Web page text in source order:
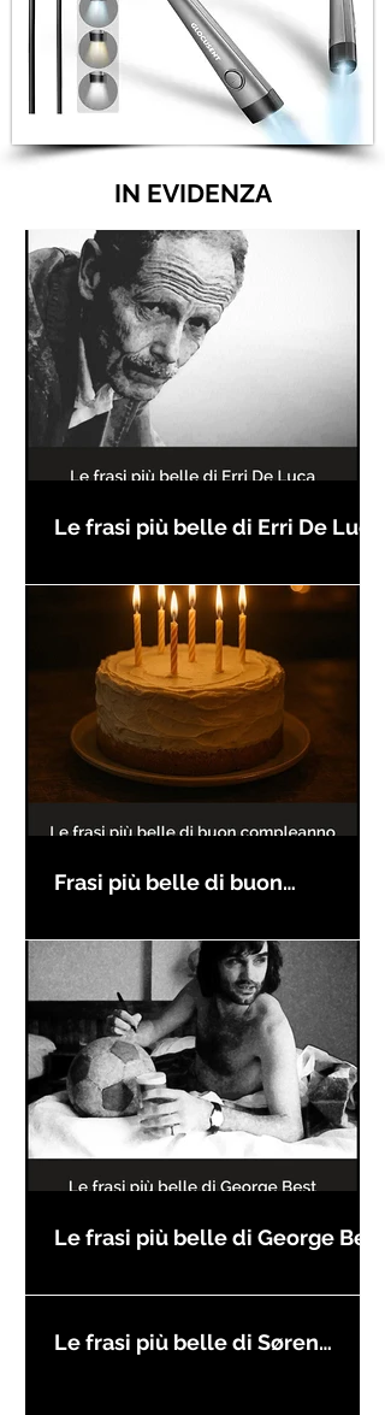
IN EVIDENZA
Le frasi più belle di Erri De Luca
Frasi più belle di buon
Le frasi più belle di George Best
Le frasi più belle di Søren